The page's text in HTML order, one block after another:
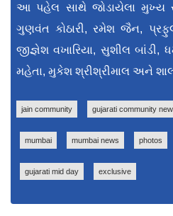
આ પહેલ સાથે જોડાયેલા મુખ્ય
ગુણવંત કોઠારી, રમેશ જૈન, પ્રફુલ
જીજ્ઞેશ વખારિયા, સુશીલ બાંડી,
મહેતા, મુકેશ શ્રીશ્રીમાલ અને
jain community gujarati community
mumbai mumbai news photos
gujarati mid day exclusive